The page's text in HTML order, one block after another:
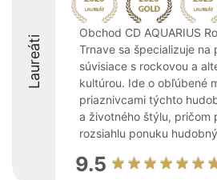
Laureáti
Obchod CD AQUARIUS
Trnave sa špecializuje na
súvisiace s rockovou a
kultúrou. Ide o obľúbené
priaznivcami týchto
a životného štýlu, pričom
rozsiahlu ponuku
9.5